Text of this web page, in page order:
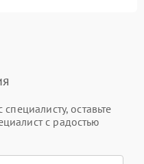
оставьте
с радостью